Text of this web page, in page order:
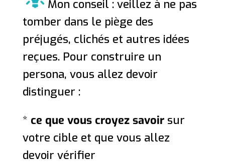
Mon conseil : veillez à ne pas
tomber dans le piège des
préjugés, clichés et autres idées
reçues. Pour construire un
persona, vous allez devoir
distinguer :
* ce que vous croyez savoirsur
votre cible et que vous allez
devoir vérifier